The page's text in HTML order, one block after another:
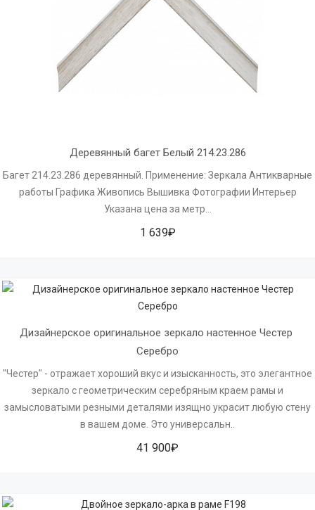
Деревянный багет Белый 214.23.286
Багет 214.23.286 деревянный. Применение: Зеркала Антикварные
работы Графика Живопись Вышивка Фотографии Интерьер
Указана цена за метр...
1 639₽
Дизайнерское оригинальное зеркало настенное Честер
Серебро
"Честер" - отражает хороший вкус и изысканность, это элегантное
зеркало с геометрическим серебряным краем рамы и
замысловатыми резными деталями изящно украсит любую стену
в вашем доме. Это универсальн..
41 900₽